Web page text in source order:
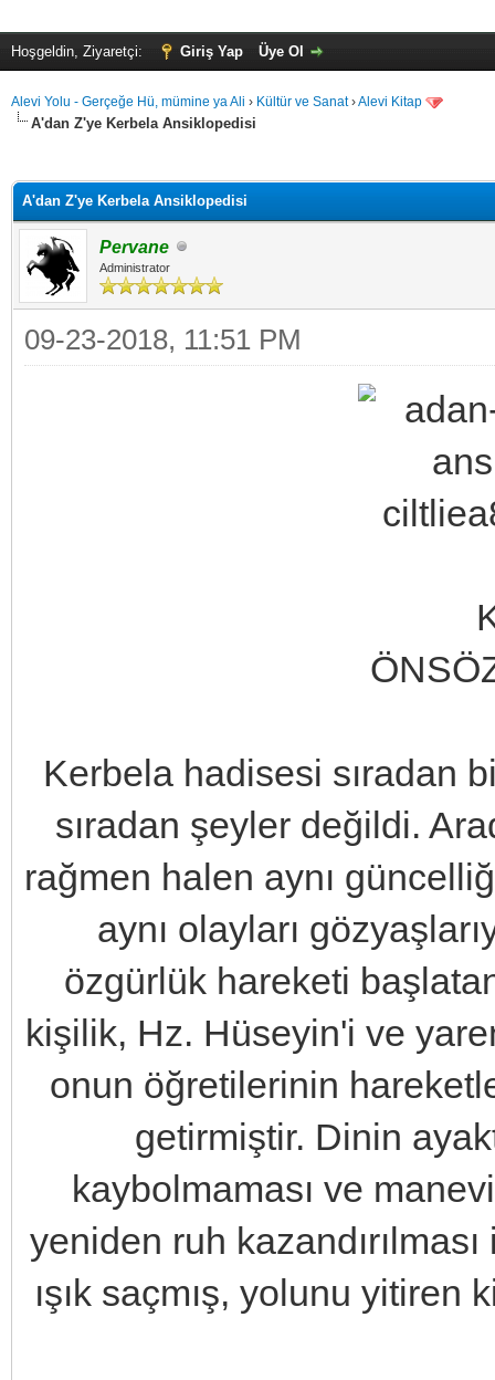
Hoşgeldin, Ziyaretçi: Giriş Yap Üye Ol
Alevi Yolu - Gerçeğe Hü, mümine ya Ali › Kültür ve Sanat›Alevi Kitap
A'dan Z'ye Kerbela Ansiklopedisi
A'dan Z'ye Kerbela Ansiklopedisi
Pervane
Administrator
09-23-2018, 11:51 PM
Kerbela hadisesi sıradan
sıradan şeyler değildi.
rağmen halen aynı
aynı olayları
özgürlük hareketi
kişilik, Hz. Hüseyin'i ve
onun öğretilerinin
getirmiştir. Dinin
kaybolmaması ve
yeniden ruh
ışık saçmış, yolunu